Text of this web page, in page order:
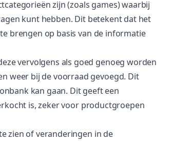
zijn (zoals games) waarbij
kunt hebben. Dit betekent dat het
brengen op basis van de informatie
vervolgens als goed genoeg worden
weer bij de voorraad gevoegd. Dit
kan gaan. Dit geeft een
is, zeker voor productgroepen
zien of veranderingen in de